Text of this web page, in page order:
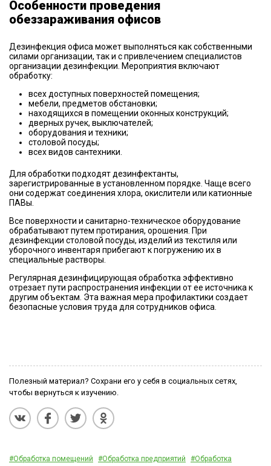
Особенности проведения
обеззараживания офисов
Дезинфекция офиса может выполняться как собственными
силами организации, так и с привлечением специалистов
организации дезинфекции. Мероприятия включают
обработку:
всех доступных поверхностей помещения;
мебели, предметов обстановки;
находящихся в помещении оконных конструкций;
дверных ручек, выключателей;
оборудования и техники;
столовой посуды;
всех видов сантехники.
Для обработки подходят дезинфектанты,
зарегистрированные в установленном порядке. Чаще всего
они содержат соединения хлора, окислители или катионные
ПАВы.
Все поверхности и санитарно-техническое оборудование
обрабатывают путем протирания, орошения. При
дезинфекции столовой посуды, изделий из текстиля или
уборочного инвентаря прибегают к погружению их в
специальные растворы.
Регулярная дезинфицирующая обработка эффективно
отрезает пути распространения инфекции от ее источника к
другим объектам. Эта важная мера профилактики создает
безопасные условия труда для сотрудников офиса.
Полезный материал? Сохрани его у себя в социальных сетях,
чтобы вернуться к изучению.
#Обработка помещений #Обработка предприятий #Обработка